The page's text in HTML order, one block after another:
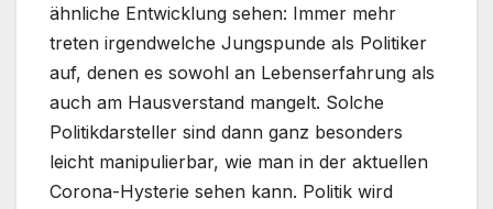
ähnliche Entwicklung sehen: Immer mehr
treten irgendwelche Jungspunde als Politiker
auf, denen es sowohl an Lebenserfahrung als
auch am Hausverstand mangelt. Solche
Politikdarsteller sind dann ganz besonders
leicht manipulierbar, wie man in der aktuellen
Corona-Hysterie sehen kann. Politik wird